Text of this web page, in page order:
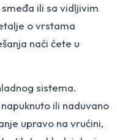
ili sa vidljivim
o vrstama
naći ćete u
sistema.
ili naduvano
upravo na vrućini,